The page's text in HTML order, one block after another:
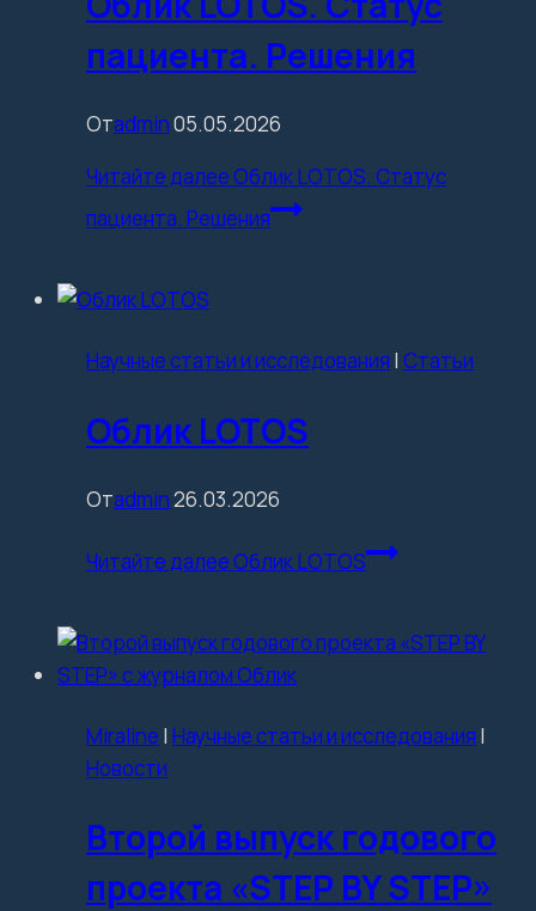
пациента. Решения
Отadmin05.05.2026
Читайте далееОблик LOTOS. Статус
пациента. Решения
Научные статьи и исследования | Статьи
Облик LOTOS
Отadmin26.03.2026
Читайте далееОблик LOTOS
Miraline | Научные статьи и исследования |
Новости
Второй выпуск годового
проекта «STEP BY STEP»